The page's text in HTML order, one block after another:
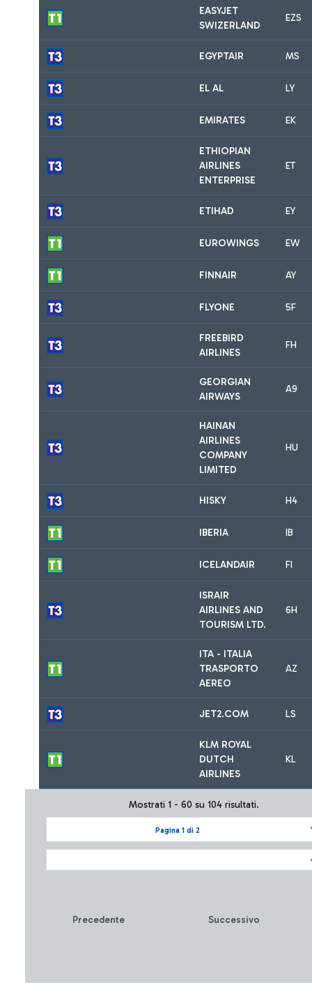
EASYJET
SWIZERLAND
EZS
EGYPTAIR MS
EL AL LY
EMIRATES EK
ETHIOPIAN
AIRLINES
ENTERPRISE
ET
ETIHAD EY
EUROWINGS EW
FINNAIR AY
FLYONE 5F
FREEBIRD
AIRLINES
FH
GEORGIAN
AIRWAYS
A9
HAINAN
AIRLINES
COMPANY
LIMITED
HU
HISKY H4
IBERIA IB
ICELANDAIR FI
ISRAIR
AIRLINES AND
TOURISM LTD.
6H
ITA - ITALIA
TRASPORTO
AEREO
AZ
JET2.COM LS
KLM ROYAL
DUTCH
AIRLINES
KL
Pagina 1 di 2
Mostrati 1 - 60 su 104 risultati.
Precedente Successivo